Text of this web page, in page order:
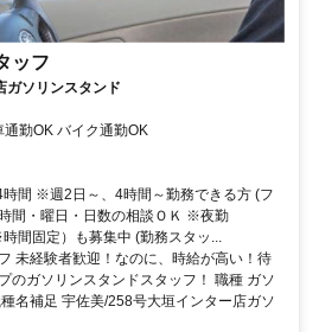
ッフ
ガソリンスタンド
勤OK バイク通勤OK
間 ※週2日～、4時間～勤務できる方 (フ
間・曜日・日数の相談ＯＫ ※夜勤
間固定）も募集中 (勤務スタッ...
未経験者歓迎！なのに、時給が高い！待
のガソリンスタンドスタッフ！ 職種 ガソ
名補足 宇佐美/258号大垣インター店ガソ